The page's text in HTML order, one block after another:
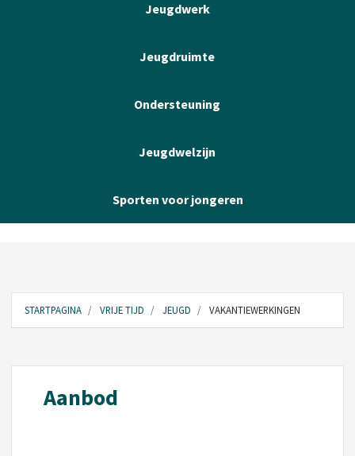
Jeugdwerk
Jeugdruimte
Ondersteuning
Jeugdwelzijn
Sporten voor jongeren
STARTPAGINA VRIJE TIJD JEUGD VAKANTIEWERKINGEN
Aanbod